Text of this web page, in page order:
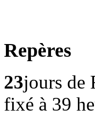
Repères
23jours de
fixé à 39